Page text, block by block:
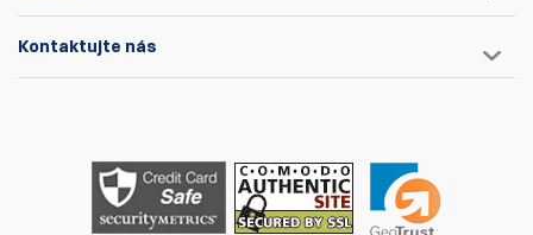
Kontaktujte nás